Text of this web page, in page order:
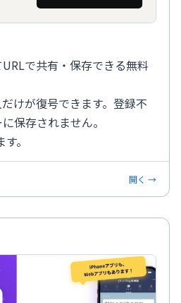
で共有・保存できる無料
けが復号できます。登録不
保存されません。
。
開く →